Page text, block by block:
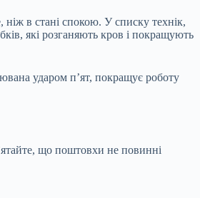
в стані спокою. У списку технік,
які розганяють кров і покращують
ударом п’ят, покращує роботу
що поштовхи не повинні